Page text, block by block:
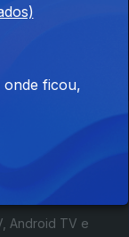
Play
Android TV e
onde ficou,